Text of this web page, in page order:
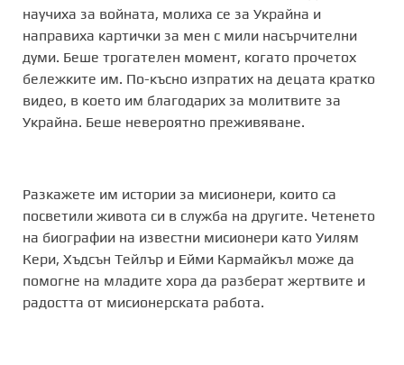
научиха за войната, молиха се за Украйна и
направиха картички за мен с мили насърчителни
думи. Беше трогателен момент, когато прочетох
бележките им. По-късно изпратих на децата кратко
видео, в което им благодарих за молитвите за
Украйна. Беше невероятно преживяване.
Разкажете им истории за мисионери, които са
посветили живота си в служба на другите. Четенето
на биографии на известни мисионери като Уилям
Кери, Хъдсън Тейлър и Ейми Кармайкъл може да
помогне на младите хора да разберат жертвите и
радостта от мисионерската работа.